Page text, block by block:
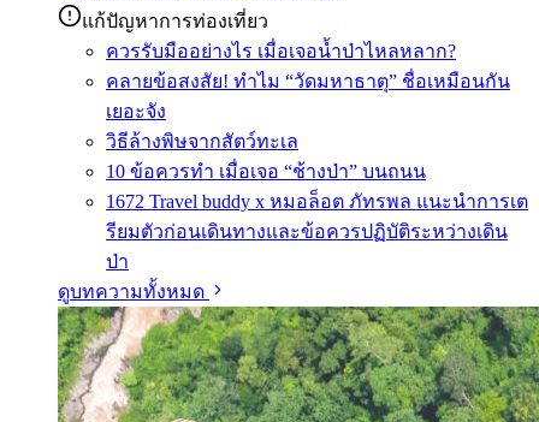
แก้ปัญหาการท่องเที่ยว
ควรรับมืออย่างไร เมื่อเจอน้ำป่าไหลหลาก?
คลายข้อสงสัย! ทำไม “วัดมหาธาตุ” ชื่อเหมือนกัน
เยอะจัง
วิธีล้างพิษจากสัตว์ทะเล
10 ข้อควรทำ เมื่อเจอ “ช้างป่า” บนถนน
1672 Travel buddy x หมอล็อต ภัทรพล แนะนำการเต
รียมตัวก่อนเดินทางและข้อควรปฏิบัติระหว่างเดิน
ป่า
ดูบทความทั้งหมด